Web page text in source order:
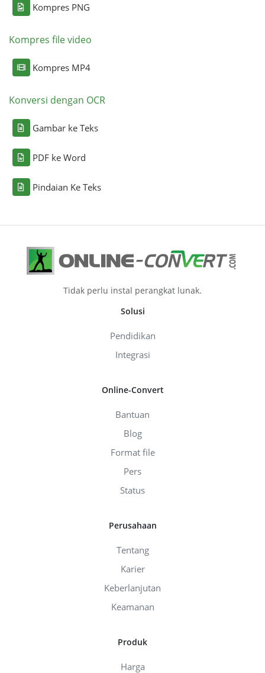
Kompres PNG
Kompres file video
Kompres MP4
Konversi dengan OCR
Gambar ke Teks
PDF ke Word
Pindaian Ke Teks
Tidak perlu instal perangkat lunak.
Solusi
Pendidikan
Integrasi
Online-Convert
Bantuan
Blog
Format file
Pers
Status
Perusahaan
Tentang
Karier
Keberlanjutan
Keamanan
Produk
Harga